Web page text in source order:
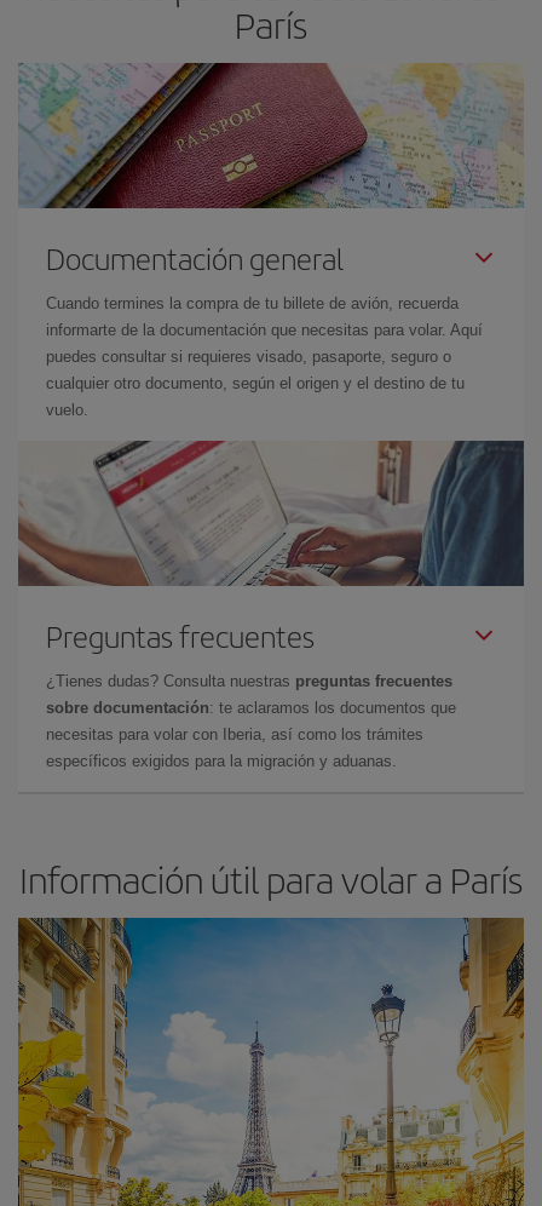
París
Documentación general
Cuando termines la compra de tu billete de avión, recuerda
informarte de la documentación que necesitas para volar. Aquí
puedes consultar si requieres visado, pasaporte, seguro o
cualquier otro documento, según el origen y el destino de tu
vuelo.
Preguntas frecuentes
¿Tienes dudas? Consulta nuestras preguntas frecuentes
sobre documentación: te aclaramos los documentos que
necesitas para volar con Iberia, así como los trámites
específicos exigidos para la migración y aduanas.
Información útil para volar a París